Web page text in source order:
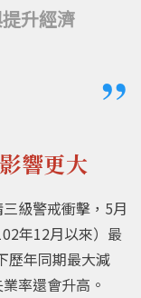
升經濟
響更大
級警戒衝擊，5月
年12月以來）最
歷年同期最大減
率還會升高。